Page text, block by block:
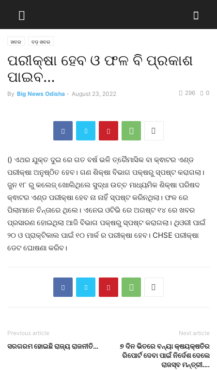
ଖବର ବଡ଼ ଖବର
ପରୀକ୍ଷା ହେବ ଓ ଫଳ ବି ପ୍ରକାଶ
ପାଇବ…
By Big News Odisha - August 23, 2022 0
296
() ଏଥର ଯୁକ୍ତ ଦୁଇ ରେ ଗତ ବର୍ଷ ଭଳି ତ୍ରୈମାସିକ ବା କ୍ଵାଟର ଏଣ୍ଡ
ପରୀକ୍ଷା ଅନୁଷ୍ଠିତ ହେବ। ଗଣ ଶିକ୍ଷା ବିଭାଗ ପକ୍ଷରୁ ସ୍ପଷ୍ଟ କରାଗଲା।
ଜୁନ ୧୮ ରୁ କଲେଜ୍ ଖୋଲିଥିଲେ ସୁଦ୍ଧା ଉଚ୍ଚ ମାଧ୍ୟମିକ ଶିକ୍ଷା ପରିଷଦ
କ୍ଵାଟର ଏଣ୍ଡ ପରୀକ୍ଷା ହେବ ନା ନାହିଁ ସ୍ପଷ୍ଟ କରିନଥିଲା। ଫଳ ରେ
ପିଲାମାନେ ଚିନ୍ତାରେ ଥିଲେ। ଏନେଇ ଓଟିଭି ରେ ଅଗଷ୍ଟ ୧୪ ରେ ଖବର
ପ୍ରସାରଣ ହୋଇଥିଲା ଆଜି ବିଭାଗ ପକ୍ଷରୁ ସ୍ପଷ୍ଟ କରାଗଲା। ଥିଓରୀ ପାଇଁ
୨୦ ଓ ପ୍ରାକ୍ଟିକାଲ ପାଇଁ ୧୦ ମାର୍କ ର ପରୀକ୍ଷା ହେବ। CHSE ପରୀକ୍ଷା
ଡେଟ ଘୋଷଣା କରିବ।
Previous article
ସରଗରମ ହୋଇଛି ରାଜ୍ୟ ରାଜନୀତି…
Next article
୭ ଦିନ ଭିତରେ ବନ୍ୟା କ୍ଷୟକ୍ଷତିର
ରିପୋର୍ଟ ଦେବା ପାଇଁ ନିର୍ଦେଶ ଦେଲେ
ରାଜସ୍ବ ମନ୍ତ୍ରୀ….